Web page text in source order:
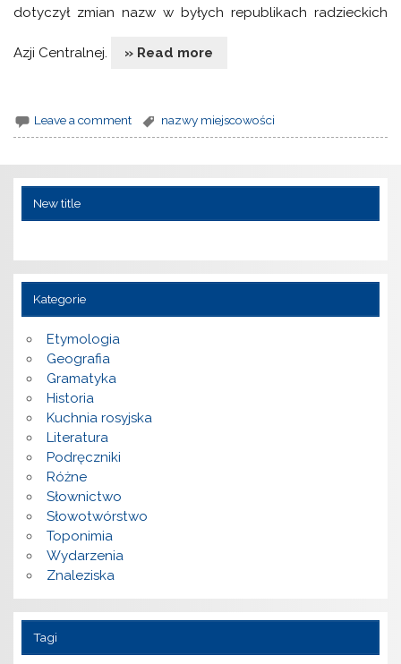
dotyczył zmian nazw w byłych republikach radzieckich
Azji Centralnej. » Read more
Leave a comment nazwy miejscowości
New title
Kategorie
Etymologia
Geografia
Gramatyka
Historia
Kuchnia rosyjska
Literatura
Podręczniki
Różne
Słownictwo
Słowotwórstwo
Toponimia
Wydarzenia
Znaleziska
Tagi